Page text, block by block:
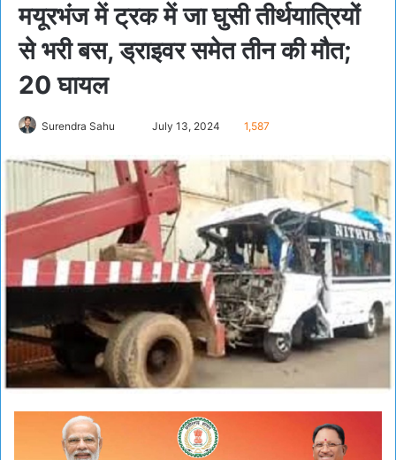
मयूरभंज में ट्रक में जा घुसी तीर्थयात्रि‍यों
से भरी बस, ड्राइवर समेत तीन की मौत;
20 घायल
Surendra Sahu
Send
email
July 13, 2024 1,587